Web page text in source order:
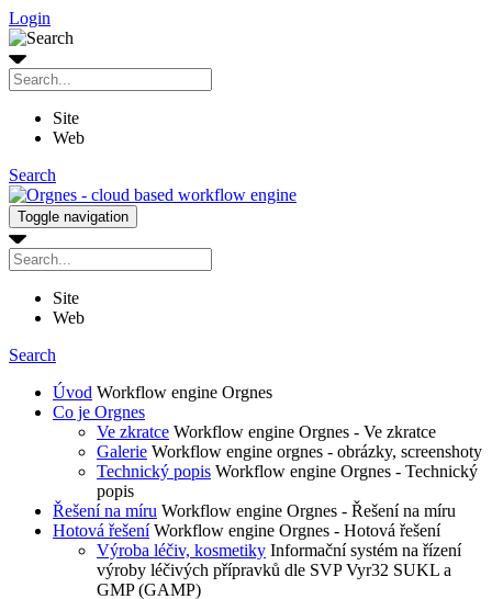
Login
Site
Web
Search
Toggle navigation
Site
Web
Search
Úvod Workflow engine Orgnes
Co je Orgnes
Ve zkratce Workflow engine Orgnes - Ve zkratce
Galerie Workflow engine orgnes - obrázky, screenshoty
Technický popis Workflow engine Orgnes - Technický
popis
Řešení na míru Workflow engine Orgnes - Řešení na míru
Hotová řešení Workflow engine Orgnes - Hotová řešení
Výroba léčiv, kosmetiky Informační systém na řízení
výroby léčivých přípravků dle SVP Vyr32 SUKL a
GMP (GAMP)